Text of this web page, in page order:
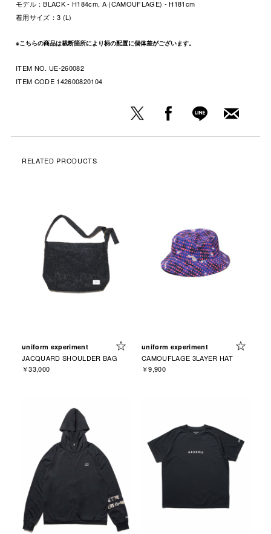
モデル：BLACK - H184cm, A (CAMOUFLAGE) - H181cm
着用サイズ：3 (L)
※こちらの商品は裁断箇所により柄の配置に個体差がございます。
ITEM NO. UE-260082
ITEM CODE 142600820104
RELATED PRODUCTS
uniform experiment
JACQUARD SHOULDER BAG
￥33,000
uniform experiment
CAMOUFLAGE 3LAYER HAT
￥9,900